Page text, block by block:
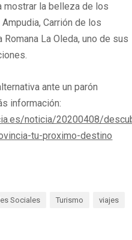
mostrar la belleza de los
Carrión de los
La Oleda, uno de sus
ante un parón
información:
noticia/20200408/
tu-proximo-destino
Sociales Turismo viajes